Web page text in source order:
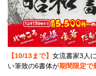
【10/13まで】 女流書家3人
い筆致の6書体が期間限定で